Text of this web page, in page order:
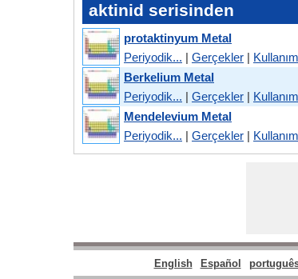
aktinid serisinden
protaktinyum Metal
Periyodik... | Gerçekler | Kullanım
Berkelium Metal
Periyodik... | Gerçekler | Kullanım
Mendelevium Metal
Periyodik... | Gerçekler | Kullanım
English Español